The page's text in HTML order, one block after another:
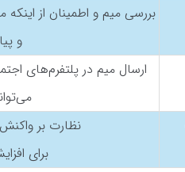
بررسی میم و اطمینان از
و
ارسال میم در پلتفرم‌های
نظارت بر
برای